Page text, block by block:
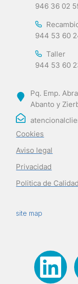
946 36 02
944 53 60
Taller
944 53 60
Pq. Emp.
Abanto y
Cookies
Aviso legal
Privacidad
Politica de
site map